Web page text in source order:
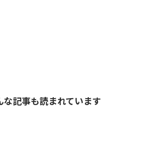
な記事も読まれています